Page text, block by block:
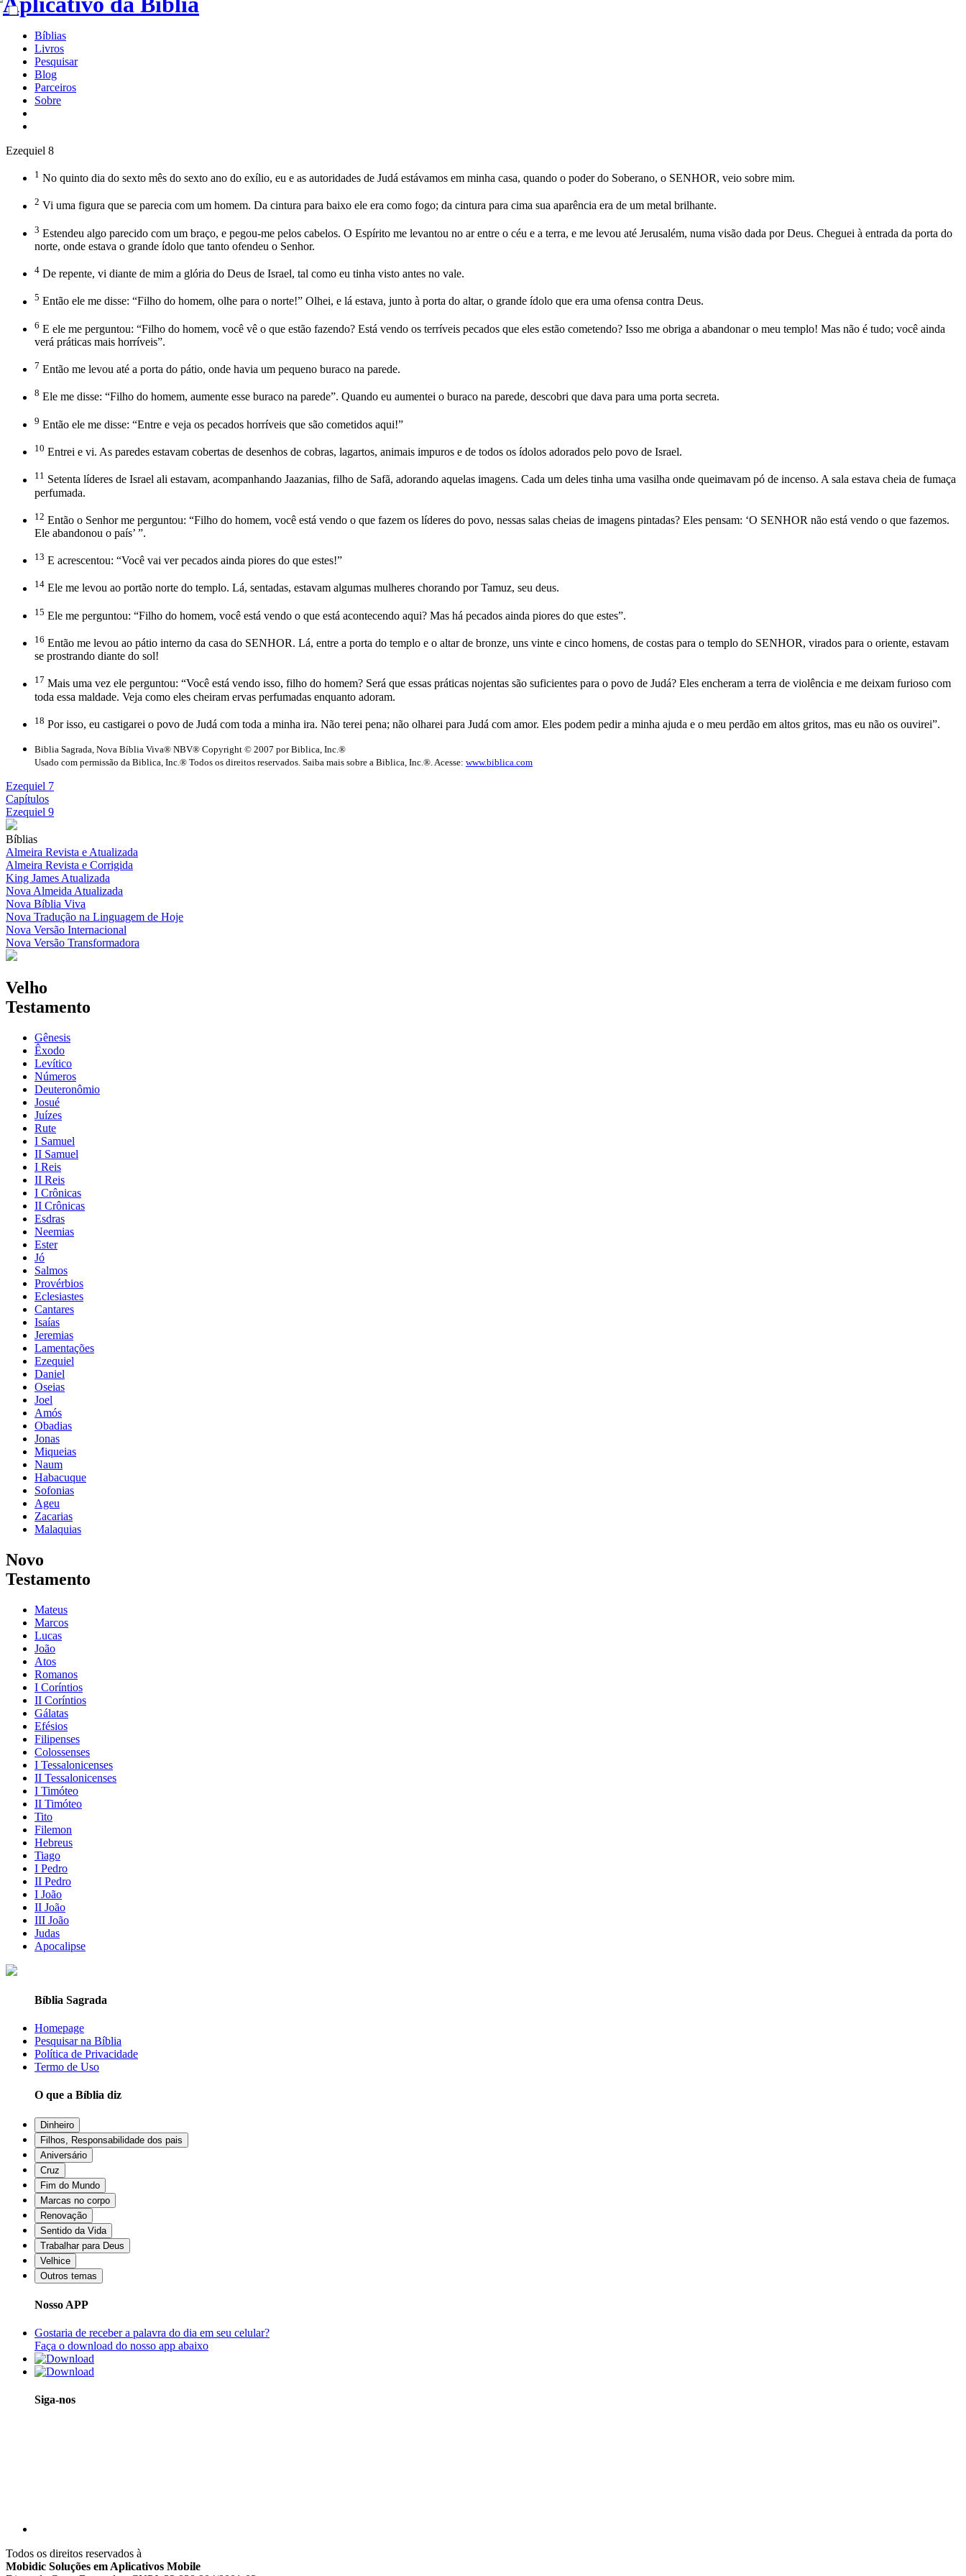
Bíblias
Livros
Pesquisar
Blog
Parceiros
Sobre
Ezequiel 8
1 No quinto dia do sexto mês do sexto ano do exílio, eu e as autoridades de Judá estávamos em minha casa, quando o poder do Soberano, o SENHOR, veio sobre mim.
2 Vi uma figura que se parecia com um homem. Da cintura para baixo ele era como fogo; da cintura para cima sua aparência era de um metal brilhante.
3 Estendeu algo parecido com um braço, e pegou-me pelos cabelos. O Espírito me levantou no ar entre o céu e a terra, e me levou até Jerusalém, numa visão dada por Deus. Cheguei à entrada da porta do
norte, onde estava o grande ídolo que tanto ofendeu o Senhor.
4 De repente, vi diante de mim a glória do Deus de Israel, tal como eu tinha visto antes no vale.
5 Então ele me disse: “Filho do homem, olhe para o norte!” Olhei, e lá estava, junto à porta do altar, o grande ídolo que era uma ofensa contra Deus.
6 E ele me perguntou: “Filho do homem, você vê o que estão fazendo? Está vendo os terríveis pecados que eles estão cometendo? Isso me obriga a abandonar o meu templo! Mas não é tudo; você ainda
verá práticas mais horríveis”.
7 Então me levou até a porta do pátio, onde havia um pequeno buraco na parede.
8 Ele me disse: “Filho do homem, aumente esse buraco na parede”. Quando eu aumentei o buraco na parede, descobri que dava para uma porta secreta.
9 Então ele me disse: “Entre e veja os pecados horríveis que são cometidos aqui!”
10 Entrei e vi. As paredes estavam cobertas de desenhos de cobras, lagartos, animais impuros e de todos os ídolos adorados pelo povo de Israel.
11 Setenta líderes de Israel ali estavam, acompanhando Jaazanias, filho de Safã, adorando aquelas imagens. Cada um deles tinha uma vasilha onde queimavam pó de incenso. A sala estava cheia de fumaça
perfumada.
12 Então o Senhor me perguntou: “Filho do homem, você está vendo o que fazem os líderes do povo, nessas salas cheias de imagens pintadas? Eles pensam: ‘O SENHOR não está vendo o que fazemos.
Ele abandonou o país’ ”.
13 E acrescentou: “Você vai ver pecados ainda piores do que estes!”
14 Ele me levou ao portão norte do templo. Lá, sentadas, estavam algumas mulheres chorando por Tamuz, seu deus.
15 Ele me perguntou: “Filho do homem, você está vendo o que está acontecendo aqui? Mas há pecados ainda piores do que estes”.
16 Então me levou ao pátio interno da casa do SENHOR. Lá, entre a porta do templo e o altar de bronze, uns vinte e cinco homens, de costas para o templo do SENHOR, virados para o oriente, estavam
se prostrando diante do sol!
17 Mais uma vez ele perguntou: “Você está vendo isso, filho do homem? Será que essas práticas nojentas são suficientes para o povo de Judá? Eles encheram a terra de violência e me deixam furioso com
toda essa maldade. Veja como eles cheiram ervas perfumadas enquanto adoram.
18 Por isso, eu castigarei o povo de Judá com toda a minha ira. Não terei pena; não olharei para Judá com amor. Eles podem pedir a minha ajuda e o meu perdão em altos gritos, mas eu não os ouvirei”.
Biblia Sagrada, Nova Bíblia Viva® NBV® Copyright © 2007 por Biblica, Inc.®
Usado com permissão da Biblica, Inc.® Todos os direitos reservados. Saiba mais sobre a Biblica, Inc.®. Acesse: www.biblica.com
Ezequiel 7
Capítulos
Ezequiel 9
Bíblias
Almeira Revista e Atualizada
Almeira Revista e Corrigida
King James Atualizada
Nova Almeida Atualizada
Nova Bíblia Viva
Nova Tradução na Linguagem de Hoje
Nova Versão Internacional
Nova Versão Transformadora
Velho
Testamento
Gênesis
Êxodo
Levítico
Números
Deuteronômio
Josué
Juízes
Rute
I Samuel
II Samuel
I Reis
II Reis
I Crônicas
II Crônicas
Esdras
Neemias
Ester
Jó
Salmos
Provérbios
Eclesiastes
Cantares
Isaías
Jeremias
Lamentações
Ezequiel
Daniel
Oseias
Joel
Amós
Obadias
Jonas
Miqueias
Naum
Habacuque
Sofonias
Ageu
Zacarias
Malaquias
Novo
Testamento
Mateus
Marcos
Lucas
João
Atos
Romanos
I Coríntios
II Coríntios
Gálatas
Efésios
Filipenses
Colossenses
I Tessalonicenses
II Tessalonicenses
I Timóteo
II Timóteo
Tito
Filemon
Hebreus
Tiago
I Pedro
II Pedro
I João
II João
III João
Judas
Apocalipse
Bíblia Sagrada
Homepage
Pesquisar na Bíblia
Política de Privacidade
Termo de Uso
O que a Bíblia diz
Dinheiro
Filhos, Responsabilidade dos pais
Aniversário
Cruz
Fim do Mundo
Marcas no corpo
Renovação
Sentido da Vida
Trabalhar para Deus
Velhice
Outros temas
Nosso APP
Gostaria de receber a palavra do dia em seu celular?
Faça o download do nosso app abaixo
Siga-nos
Todos os direitos reservados à
Mobidic Soluções em Aplicativos Mobile